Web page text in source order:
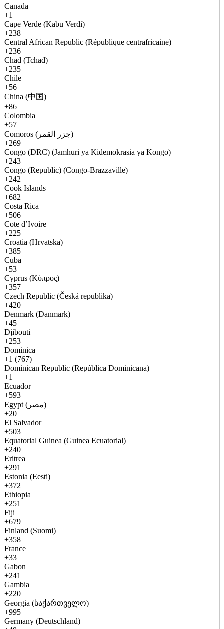
Canada
+1
Cape Verde (Kabu Verdi)
+238
Central African Republic (République centrafricaine)
+236
Chad (Tchad)
+235
Chile
+56
China (中国)
+86
Colombia
+57
Comoros (جزر القمر)
+269
Congo (DRC) (Jamhuri ya Kidemokrasia ya Kongo)
+243
Congo (Republic) (Congo-Brazzaville)
+242
Cook Islands
+682
Costa Rica
+506
Cote d’Ivoire
+225
Croatia (Hrvatska)
+385
Cuba
+53
Cyprus (Κύπρος)
+357
Czech Republic (Česká republika)
+420
Denmark (Danmark)
+45
Djibouti
+253
Dominica
+1 (767)
Dominican Republic (República Dominicana)
+1
Ecuador
+593
Egypt (مصر)
+20
El Salvador
+503
Equatorial Guinea (Guinea Ecuatorial)
+240
Eritrea
+291
Estonia (Eesti)
+372
Ethiopia
+251
Fiji
+679
Finland (Suomi)
+358
France
+33
Gabon
+241
Gambia
+220
Georgia (საქართველო)
+995
Germany (Deutschland)